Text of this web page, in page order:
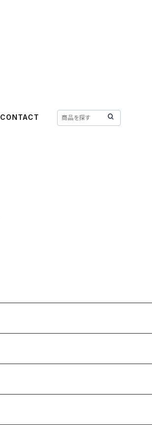
CONTACT